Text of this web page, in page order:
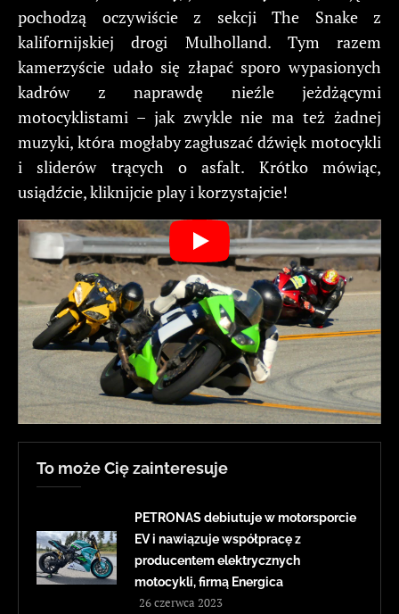
pochodzą oczywiście z sekcji The Snake z
kalifornijskiej drogi Mulholland. Tym razem
kamerzyście udało się złapać sporo wypasionych
kadrów z naprawdę nieźle jeżdżącymi
motocyklistami – jak zwykle nie ma też żadnej
muzyki, która mogłaby zagłuszać dźwięk motocykli
i sliderów trących o asfalt. Krótko mówiąc,
usiądźcie, kliknijcie play i korzystajcie!
To może Cię zainteresuje
PETRONAS debiutuje w motorsporcie
EV i nawiązuje współpracę z
producentem elektrycznych
motocykli, firmą Energica
26 czerwca 2023